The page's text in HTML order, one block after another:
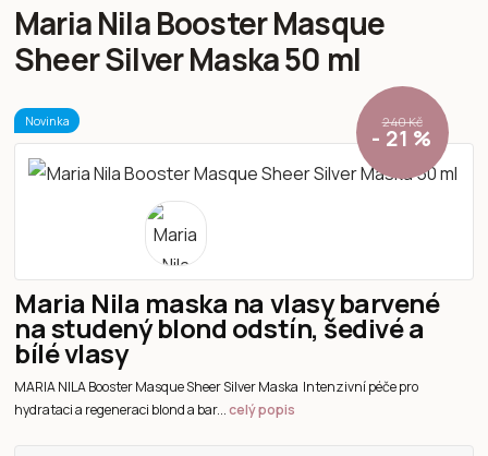
Maria Nila Booster Masque
Sheer Silver Maska 50 ml
Novinka 240 Kč
- 21 %
Maria Nila maska na vlasy barvené
na studený blond odstín, šedivé a
bílé vlasy
MARIA NILA Booster Masque Sheer Silver Maska Intenzivní péče pro
hydrataci a regeneraci blond a bar...celý popis